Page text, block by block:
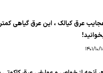
عرق کیالک ، این عرق گیاهی
1401/10/